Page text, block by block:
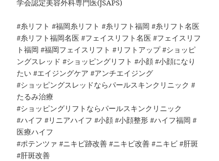
学会認定美容外科専門医(JSAPS)
#糸リフト #福岡糸リフト #糸リフト福岡 #糸リフト名医
#糸リフト福岡名医 #フェイスリフト名医 #フェイスリフ
ト福岡 #福岡フェイスリフト #リフトアップ #ショッピ
ングスレッド #ショッピングリフト #小顔 #小顔になり
たい #エイジングケア #アンチエイジング
#ショッピングスレッドならパールスキンクリニック #
たるみ治療
#ショッピングリフトならパールスキンクリニック
#ハイフ #リニアハイフ #小顔 #小顔整形 #ハイフ福岡 #
医療ハイフ
#ポテンツァ #ニキビ跡改善 #ニキビ改善 #ニキビ #肝斑
#肝斑改善